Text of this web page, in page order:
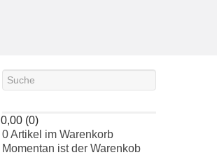
0,00 (0)
0 Artikel im Warenkorb
Momentan ist der Warenkob